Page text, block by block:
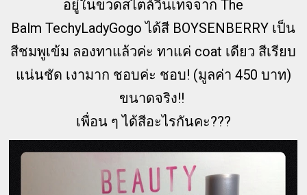
อยู่ในขวดสไตล์วินเทจจาก The
Balm TechyLadyGogo ได้สี BOYSENBERRY เป็น
สีชมพูเข้ม ลองทาแล้วค่ะ ทาแค่ coat เดียว สีเรียบ
แน่นชัด เงามาก ชอบค่ะ ชอบ! (มูลค่า 450 บาท)
ขนาดจริง!!
เพื่อน ๆ ได้สีอะไรกันคะ???